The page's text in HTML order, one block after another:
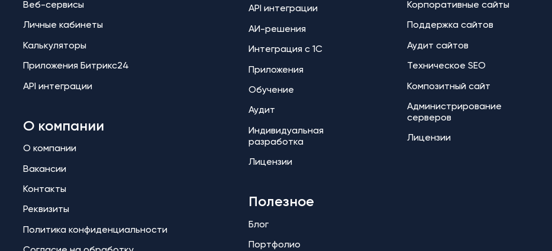
Веб-сервисы
Личные кабинеты
Калькуляторы
Приложения Битрикс24
API интеграции
О компании
О компании
Вакансии
Контакты
Реквизиты
Политика конфиденциальности
API интеграции
АИ-решения
Интеграция с 1С
Приложения
Обучение
Аудит
Индивидуальная
разработка
Лицензии
Полезное
Блог
Портфолио
Корпоративные сайты
Поддержка сайтов
Аудит сайтов
Техническое SEO
Композитный сайт
Администрирование
серверов
Лицензии